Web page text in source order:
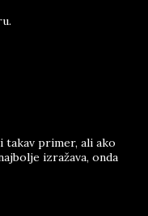
takav primer, ali ako
izražava, onda